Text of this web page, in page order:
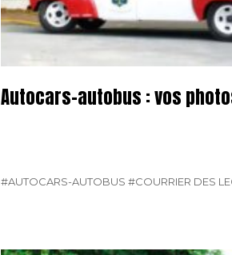
Autocars-autobus : vos
#AUTOCARS-AUTOBUS #COURRIER DES